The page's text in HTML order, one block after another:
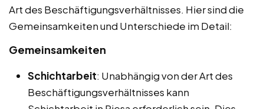
Art des Beschäftigungsverhältnisses. Hier sind die
Gemeinsamkeiten und Unterschiede im Detail:
Gemeinsamkeiten
Schichtarbeit: Unabhängig von der Art des
Beschäftigungsverhältnisses kann